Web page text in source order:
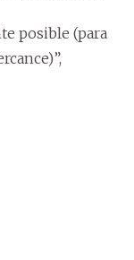
posible (para